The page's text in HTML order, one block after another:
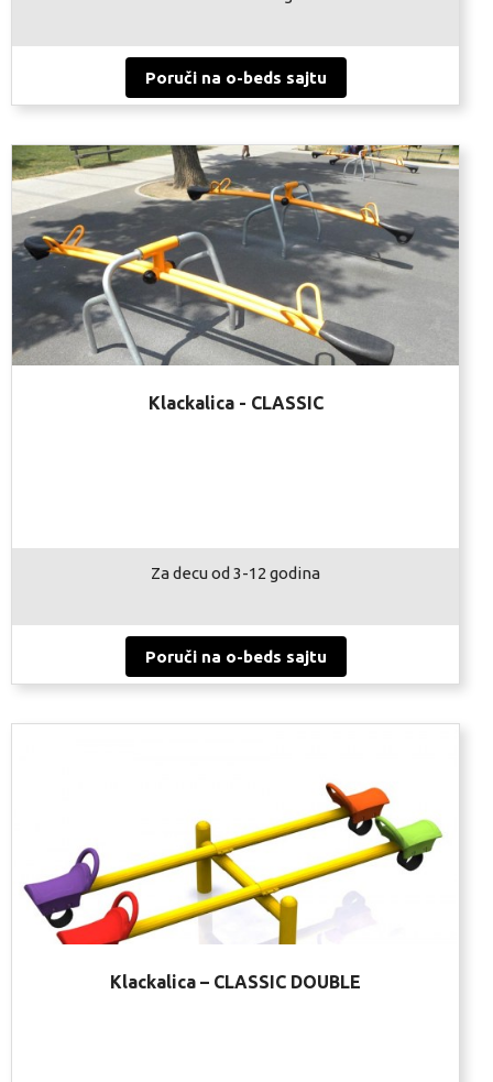
Poruči na o-beds sajtu
Klackalica - CLASSIC
Za decu od 3-12 godina
Poruči na o-beds sajtu
Klackalica – CLASSIC DOUBLE